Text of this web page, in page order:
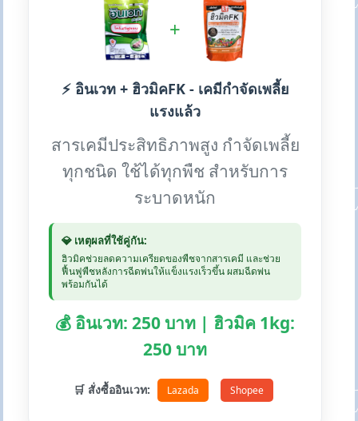
+
⚡ อินเวท + ฮิวมิคFK - เคมีกำจัดเพลี้ย
แรงแล้ว
สารเคมีประสิทธิภาพสูง กำจัดเพลี้ย
ทุกชนิด ใช้ได้ทุกพืช สำหรับการ
ระบาดหนัก
💎 เหตุผลที่ใช้คู่กัน:
ฮิวมิคช่วยลดความเครียดของพืชจากสารเคมี และช่วย
ฟื้นฟูพืชหลังการฉีดพ่นให้แข็งแรงเร็วขึ้น ผสมฉีดพ่น
พร้อมกันได้
💰 อินเวท: 250 บาท | ฮิวมิค 1kg:
250 บาท
🛒 สั่งซื้ออินเวท: Lazada Shopee